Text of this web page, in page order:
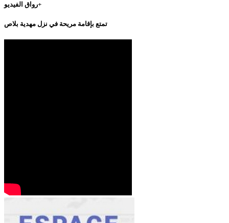
رواق الفيديو+
تمتع بإقامة مريحة في نزل مهدية بلاص